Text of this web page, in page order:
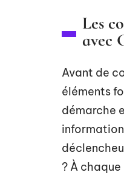
Les
avec
Avant de
éléments
démarche
? À